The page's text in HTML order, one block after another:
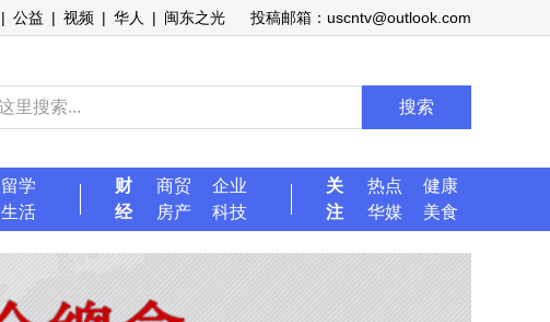
| 公益 | 视频 | 华人 | 闽东之光 投稿邮箱：uscntv@outlook.com
搜索
留学
生活
财
经
商贸
企业
房产
科技
关
注
热点
健康
华媒
美食